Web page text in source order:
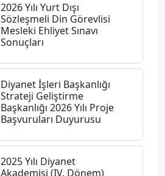
2026 Yılı Yurt Dışı
Sözleşmeli Din Görevlisi
Mesleki Ehliyet Sınavı
Sonuçları
Diyanet İşleri Başkanlığı
Strateji Geliştirme
Başkanlığı 2026 Yılı Proje
Başvuruları Duyurusu
2025 Yılı Diyanet
Akademisi (IV. Dönem)